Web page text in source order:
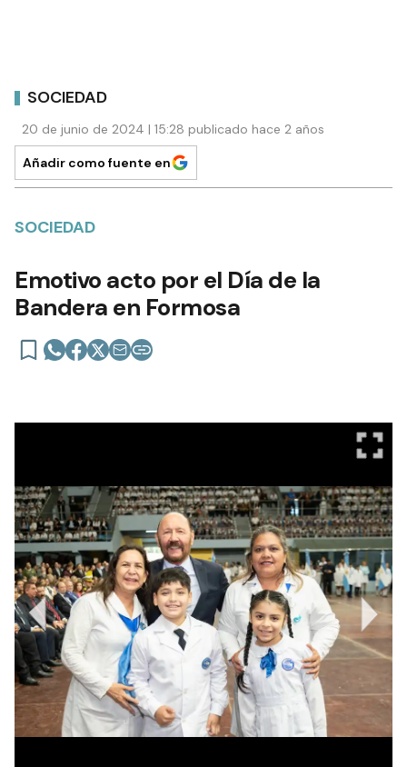
SOCIEDAD
20 de junio de 2024 | 15:28 publicado hace 2 años
Añadir como fuente en
SOCIEDAD
Emotivo acto por el Día de la
Bandera en Formosa